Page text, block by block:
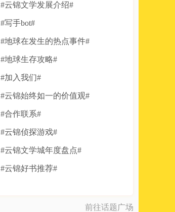
#云锦文学发展介绍#
#写手bot#
#地球在发生的热点事件#
#地球生存攻略#
#加入我们#
#云锦始终如一的价值观#
#合作联系#
#云锦侦探游戏#
#云锦文学城年度盘点#
#云锦好书推荐#
前往话题广场